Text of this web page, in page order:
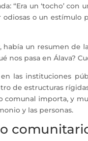
“Era un ‘tocho’
o un
había un resumen
nos pasa en Álava?
las instituciones
de estructuras
importa, y
y las personas.